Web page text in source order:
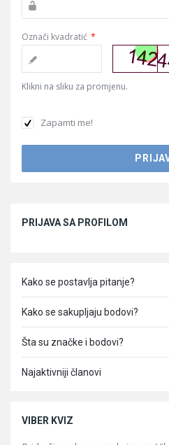
Označi kvadratić *
Klikni na sliku za promjenu.
Zapamti me!
PRIJAVA SA PROFILOM
Kako se postavlja pitanje?
Kako se sakupljaju bodovi?
Šta su značke i bodovi?
Najaktivniji članovi
VIBER KVIZ